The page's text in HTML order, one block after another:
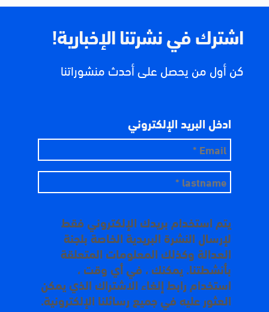
اشترك في نشرتنا الإخبارية!
كن أول من يحصل على أحدث منشوراتنا
ادخل البريد الإلكتروني
يتم استخدام بريدك الإلكتروني فقط
لإرسال النشرة البريدية الخاصة بلجنة
العدالة وكذلك المعلومات المتعلقة
بأنشطتنا. يمكنك ، في أي وقت ،
استخدام رابط إلغاء الاشتراك الذي يمكن
العثور عليه في جميع رسائلنا الإلكترونية.